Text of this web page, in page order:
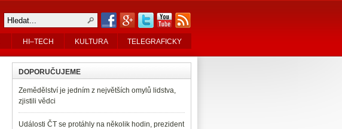
HI–TECH KULTURA TELEGRAFICKY
DOPORUČUJEME
Zemědělství je jedním z největších omylů lidstva,
zjistili vědci
Události ČT se protáhly na několik hodin, prezident